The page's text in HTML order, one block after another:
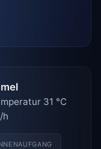
31 °C
h